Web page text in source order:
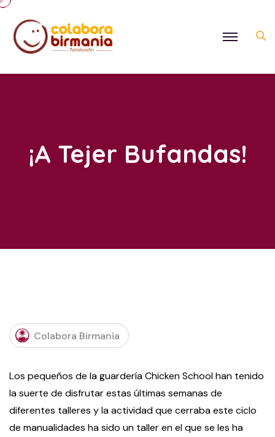
¡A Tejer Bufandas!
Colabora Birmania
Los pequeños de la guardería Chicken School han tenido
la suerte de disfrutar estas últimas semanas de
diferentes talleres y la actividad que cerraba este ciclo
de manualidades ha sido un taller en el que se les ha